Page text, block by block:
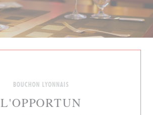
BOUCHON LYONNAIS
L'OPPORTUN